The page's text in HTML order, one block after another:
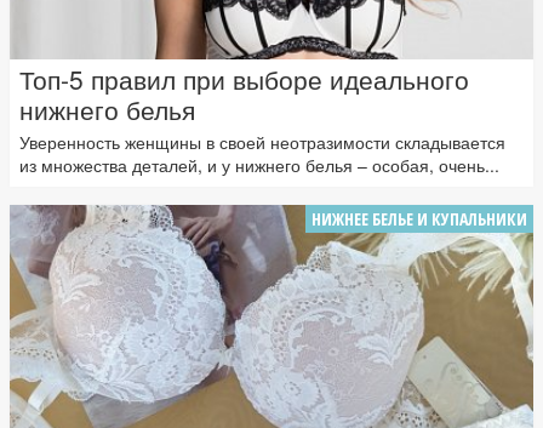
Топ-5 правил при выборе идеального
нижнего белья
Уверенность женщины в своей неотразимости складывается
из множества деталей, и у нижнего белья – особая, очень...
НИЖНЕЕ БЕЛЬЕ И КУПАЛЬНИКИ